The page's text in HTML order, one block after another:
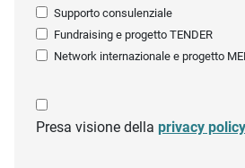
Supporto consulenziale
Fundraising e progetto TENDER
Network internazionale e progetto
Presa visione della privacy policy